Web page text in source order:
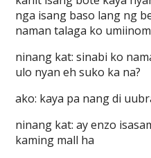
nga isang baso lang ng
naman talaga ko umiinom
ninang kat: sinabi ko
ulo nyan eh suko ka na?
ako: kaya pa nang di
ninang kat: ay enzo
kaming mall ha